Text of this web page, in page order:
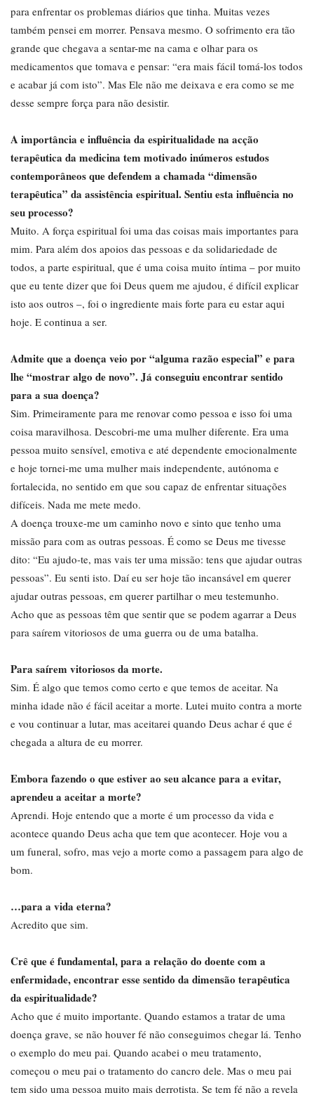
para enfrentar os problemas diários que tinha. Muitas vezes
também pensei em morrer. Pensava mesmo. O sofrimento era tão
grande que chegava a sentar-me na cama e olhar para os
medicamentos que tomava e pensar: “era mais fácil tomá-los todos
e acabar já com isto”. Mas Ele não me deixava e era como se me
desse sempre força para não desistir.
A importância e influência da espiritualidade na acção
terapêutica da medicina tem motivado inúmeros estudos
contemporâneos que defendem a chamada “dimensão
terapêutica” da assistência espiritual. Sentiu esta influência no
seu processo?
Muito. A força espiritual foi uma das coisas mais importantes para
mim. Para além dos apoios das pessoas e da solidariedade de
todos, a parte espiritual, que é uma coisa muito íntima – por muito
que eu tente dizer que foi Deus quem me ajudou, é difícil explicar
isto aos outros –, foi o ingrediente mais forte para eu estar aqui
hoje. E continua a ser.
Admite que a doença veio por “alguma razão especial” e para
lhe “mostrar algo de novo”. Já conseguiu encontrar sentido
para a sua doença?
Sim. Primeiramente para me renovar como pessoa e isso foi uma
coisa maravilhosa. Descobri-me uma mulher diferente. Era uma
pessoa muito sensível, emotiva e até dependente emocionalmente
e hoje tornei-me uma mulher mais independente, autónoma e
fortalecida, no sentido em que sou capaz de enfrentar situações
difíceis. Nada me mete medo.
A doença trouxe-me um caminho novo e sinto que tenho uma
missão para com as outras pessoas. É como se Deus me tivesse
dito: “Eu ajudo-te, mas vais ter uma missão: tens que ajudar outras
pessoas”. Eu senti isto. Daí eu ser hoje tão incansável em querer
ajudar outras pessoas, em querer partilhar o meu testemunho.
Acho que as pessoas têm que sentir que se podem agarrar a Deus
para saírem vitoriosos de uma guerra ou de uma batalha.
Para saírem vitoriosos da morte.
Sim. É algo que temos como certo e que temos de aceitar. Na
minha idade não é fácil aceitar a morte. Lutei muito contra a morte
e vou continuar a lutar, mas aceitarei quando Deus achar é que é
chegada a altura de eu morrer.
Embora fazendo o que estiver ao seu alcance para a evitar,
aprendeu a aceitar a morte?
Aprendi. Hoje entendo que a morte é um processo da vida e
acontece quando Deus acha que tem que acontecer. Hoje vou a
um funeral, sofro, mas vejo a morte como a passagem para algo de
bom.
…para a vida eterna?
Acredito que sim.
Crê que é fundamental, para a relação do doente com a
enfermidade, encontrar esse sentido da dimensão terapêutica
da espiritualidade?
Acho que é muito importante. Quando estamos a tratar de uma
doença grave, se não houver fé não conseguimos chegar lá. Tenho
o exemplo do meu pai. Quando acabei o meu tratamento,
começou o meu pai o tratamento do cancro dele. Mas o meu pai
tem sido uma pessoa muito mais derrotista. Se tem fé não a revela